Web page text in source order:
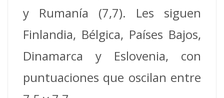
y Rumanía (7,7). Les siguen
Finlandia, Bélgica, Países Bajos,
Dinamarca y Eslovenia, con
puntuaciones que oscilan entre